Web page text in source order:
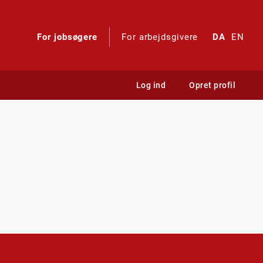
For jobsøgere For arbejdsgivere DA EN
Log ind Opret profil